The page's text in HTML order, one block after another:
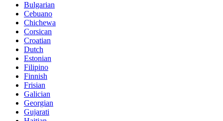
Bulgarian
Cebuano
Chichewa
Corsican
Croatian
Dutch
Estonian
Filipino
Finnish
Frisian
Galician
Georgian
Gujarati